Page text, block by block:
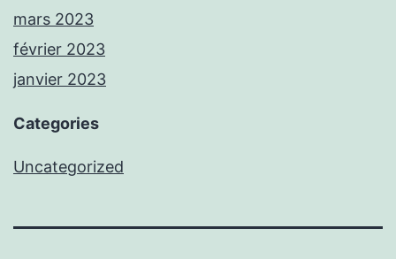
mars 2023
février 2023
janvier 2023
Categories
Uncategorized